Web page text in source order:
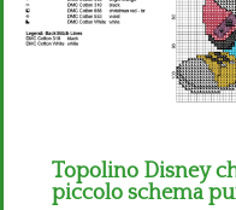
Topolino Disney
piccolo schema